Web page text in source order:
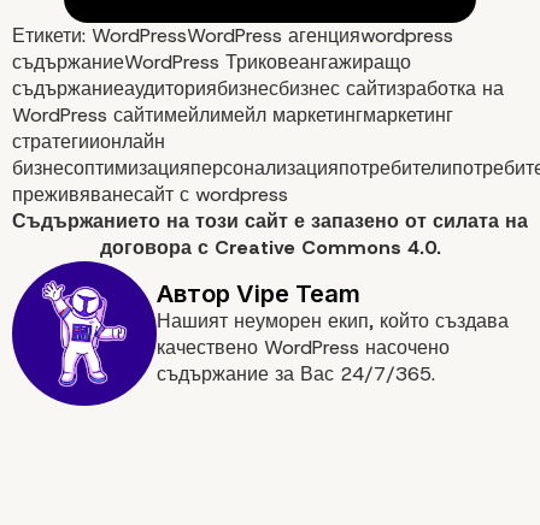
Етикети: WordPressWordPress агенцияwordpress
съдържаниеWordPress Триковеангажиращо
съдържаниеаудиториябизнесбизнес сайтизработка на
WordPress сайтимейлимейл маркетингмаркетинг
стратегиионлайн
бизнесоптимизацияперсонализацияпотребители
преживяванесайт с wordpress
Съдържанието на този сайт е запазено от силата на
договора с Creative Commons 4.0.
Нашият неуморен екип, който създава
качествено WordPress насочено
съдържание за Вас 24/7/365.